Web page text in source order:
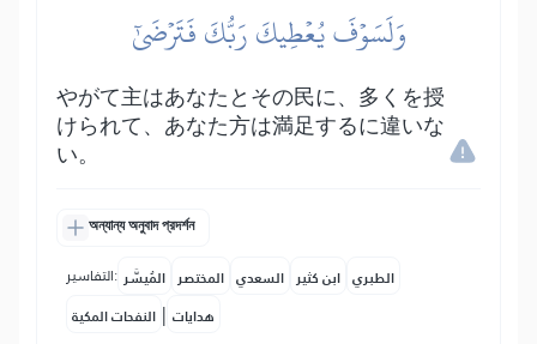
وَلَسَوۡفَ يُعۡطِيكَ رَبُّكَ فَتَرۡضَىٰٓ
やがて主はあなたとその民に、多くを授
けられて、あなた方は満足するに違いな
い。
অন্যান্য অনুবাদ প্রদর্শন
التفاسير: المُيسَّر المختصر السعدي ابن كثير الطبري
النفحات المكية | هدايات